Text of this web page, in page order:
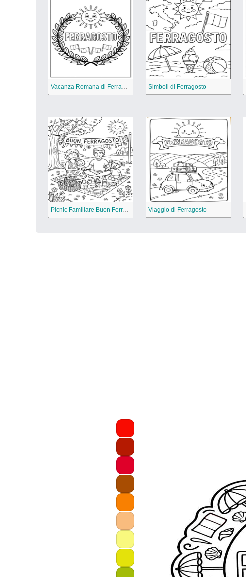
Vacanza Romana di Ferragosto Simboli di Ferragosto
Picnic Familiare Buon Ferragosto Viaggio di Ferragosto